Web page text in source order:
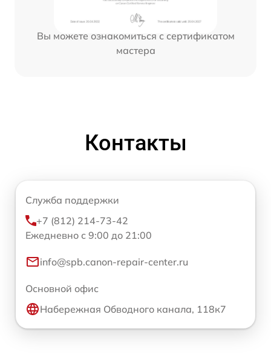
Вы можете ознакомиться с сертификатом
мастера
Контакты
Служба поддержки
+7 (812) 214-73-42
Ежедневно с 9:00 до 21:00
info@spb.canon-repair-center.ru
Основной офис
Набережная Обводного канала, 118к7